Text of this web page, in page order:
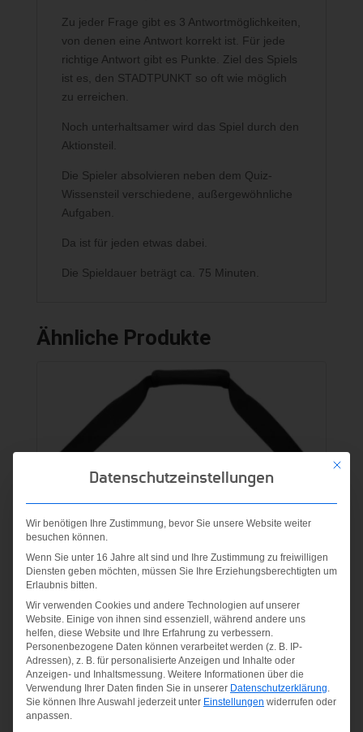
Zu jeder Frage gibt es 3 Antwortmöglichkeiten,
von denen eine Antwort korrekt ist. Für jede
richtige Antwort gibt es Punkte. Ziel des Spiels
ist es, den STADTPUNKT so oft wie möglich
zu erreichen.
Noch unterhaltsamer wird das Spiel durch den
Aktionsteil.
Die Spieler absolvieren neben dem Quiz-
Wissensteil verschiedene, außergewöhnliche
Aufgaben.
Da ist für jeden etwas dabei.
Die Spieldauer beträgt ca. 75 Minuten.
Ähnliche Produkte
NIKE BRASILIA 9.5
TRAINING DUF
BLACK/BLACK/WHITE
Mit
Datenschutzeinstellungen
Wir benötigen Ihre Zustimmung, bevor Sie unsere Website weiter
besuchen können.
Wenn Sie unter 16 Jahre alt sind und Ihre Zustimmung zu freiwilligen
Diensten geben möchten, müssen Sie Ihre Erziehungsberechtigten um
Erlaubnis bitten.
Wir verwenden Cookies und andere Technologien auf unserer
Website. Einige von ihnen sind essenziell, während andere uns
helfen, diese Website und Ihre Erfahrung zu verbessern.
Personenbezogene Daten können verarbeitet werden (z. B. IP-
Adressen), z. B. für personalisierte Anzeigen und Inhalte oder
Anzeigen- und Inhaltsmessung. Weitere Informationen über die
Verwendung Ihrer Daten finden Sie in unserer Datenschutzerklärung.
Sie können Ihre Auswahl jederzeit unter Einstellungen widerrufen oder
anpassen.